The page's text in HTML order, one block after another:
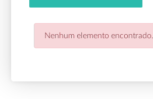
Nenhum elemento encontrado.